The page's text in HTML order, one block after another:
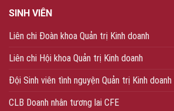
SINH VIÊN
Liên chi Đoàn khoa Quản trị Kinh doanh
Liên chi Hội khoa Quản trị Kinh doanh
Đội Sinh viên tình nguyện Quản trị Kinh doanh
CLB Doanh nhân tương lai CFE